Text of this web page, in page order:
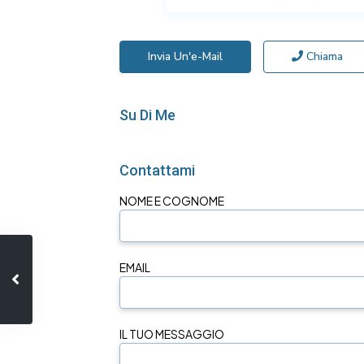
Invia Un'e-Mail Chiama
Su Di Me
Contattami
NOME E COGNOME
EMAIL
IL TUO MESSAGGIO